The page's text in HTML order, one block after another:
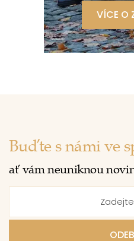
VÍCE O
Buďte s námi ve
ať vám neuniknou